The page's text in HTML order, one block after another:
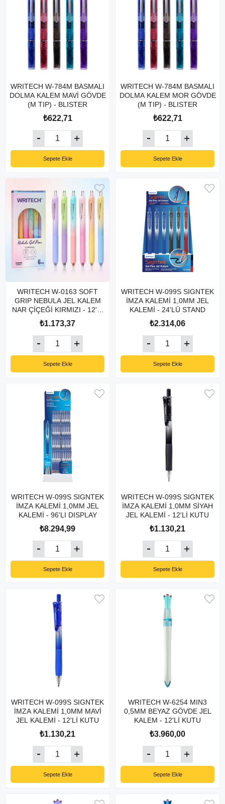
WRITECH W-784M BASMALI
DOLMA KALEM MAVİ GÖVDE
(M TIP) - BLISTER
₺622,71
Sepete Ekle
WRITECH W-784M BASMALI
DOLMA KALEM MOR GÖVDE
(M TIP) - BLISTER
₺622,71
Sepete Ekle
WRITECH W-0163 SOFT
GRIP NEBULA JEL KALEM
NAR ÇİÇEĞİ KIRMIZI - 12'Lİ
KUTU
₺1.173,37
Sepete Ekle
WRITECH W-099S SIGNTEK
İMZA KALEMİ 1,0MM JEL
KALEMİ - 24'LÜ STAND
₺2.314,06
Sepete Ekle
WRITECH W-099S SIGNTEK
İMZA KALEMİ 1,0MM JEL
KALEMİ - 96'LI DISPLAY
₺8.294,99
Sepete Ekle
WRITECH W-099S SIGNTEK
İMZA KALEMİ 1,0MM SİYAH
JEL KALEMİ - 12'Lİ KUTU
₺1.130,21
Sepete Ekle
WRITECH W-099S SIGNTEK
İMZA KALEMİ 1,0MM MAVİ
JEL KALEMİ - 12'Lİ KUTU
₺1.130,21
Sepete Ekle
WRITECH W-6254 MIN3
0,5MM BEYAZ GÖVDE JEL
KALEM - 12'Lİ KUTU
₺3.960,00
Sepete Ekle